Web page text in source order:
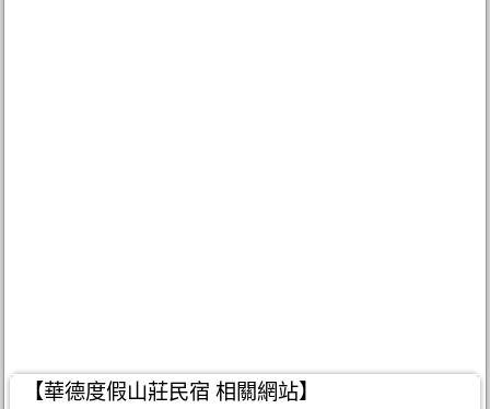
【華德度假山莊民宿 相關網站】